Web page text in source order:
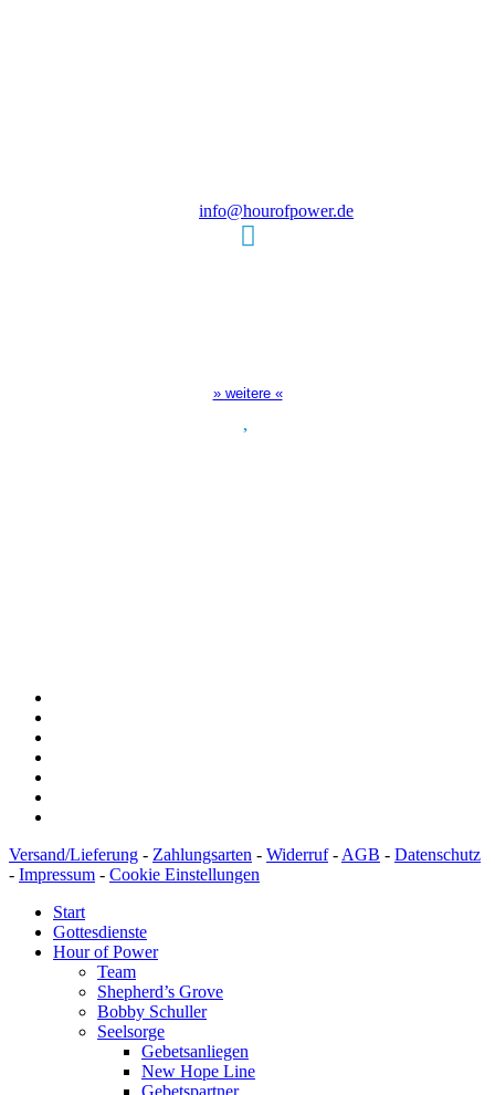
info@hourofpower.de
» weitere «
Versand/Lieferung - Zahlungsarten - Widerruf- AGB - Datenschutz
- Impressum - Cookie Einstellungen
Start
Gottesdienste
Hour of Power
Team
Shepherd’s Grove
Bobby Schuller
Seelsorge
Gebetsanliegen
New Hope Line